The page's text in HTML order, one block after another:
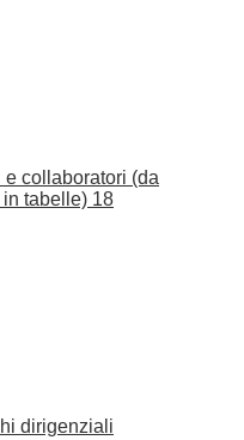
collaboratori (da
tabelle) 18
dirigenziali